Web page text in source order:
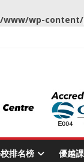
wp-content/
排名榜 優越